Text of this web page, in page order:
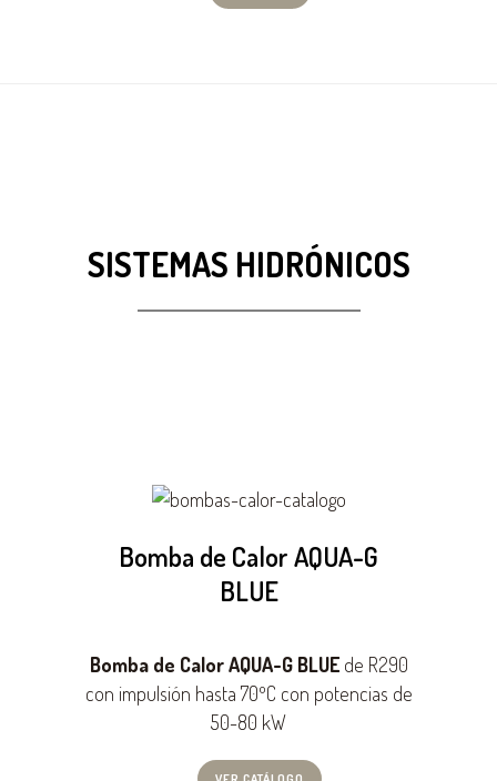
SISTEMAS HIDRÓNICOS
Bomba de Calor AQUA-G
BLUE
Bomba de Calor AQUA-G BLUEde R290
con impulsión hasta 70ºC con potencias de
50-80 kW